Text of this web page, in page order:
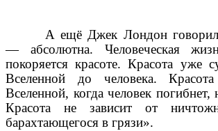
А ещё Джек Лондон
— абсолютна. Человеческая
покоряется красоте. Красота уже
Вселенной до человека.
Вселенной, когда человек погибнет,
Красота не зависит от
барахтающегося в грязи».